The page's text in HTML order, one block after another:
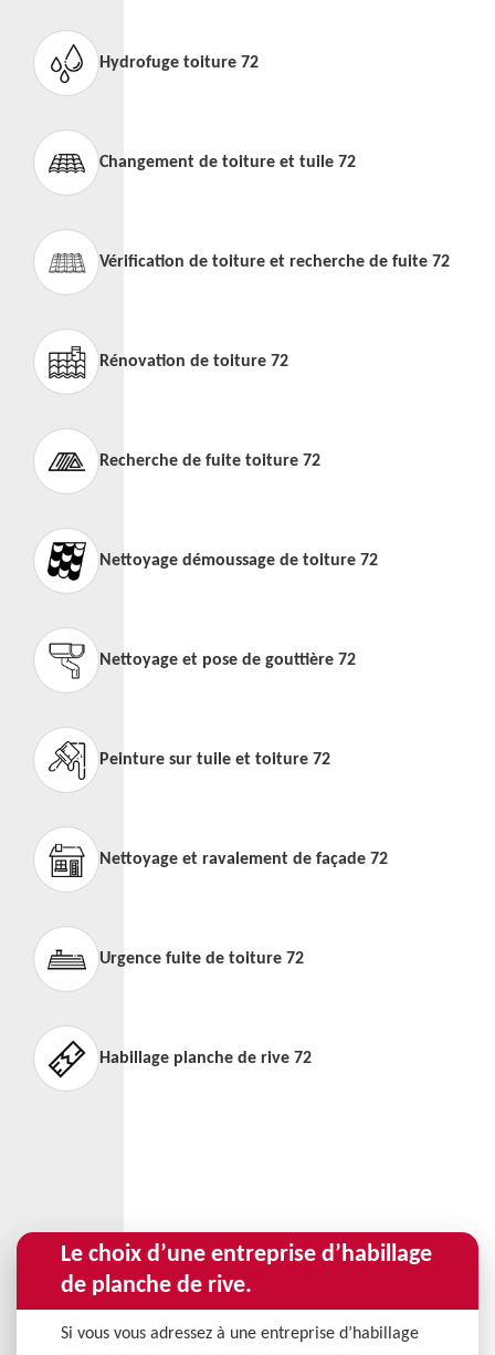
Hydrofuge toiture 72
Changement de toiture et tuile 72
Vérification de toiture et recherche de fuite 72
Rénovation de toiture 72
Recherche de fuite toiture 72
Nettoyage démoussage de toiture 72
Nettoyage et pose de gouttière 72
Peinture sur tuile et toiture 72
Nettoyage et ravalement de façade 72
Urgence fuite de toiture 72
Habillage planche de rive 72
Le choix d’une entreprise d’habillage
de planche de rive.
Si vous vous adressez à une entreprise d’habillage